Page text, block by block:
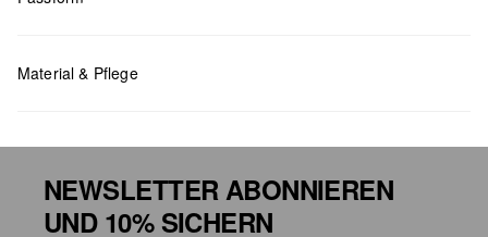
Material & Pflege
NEWSLETTER ABONNIEREN
UND 10% SICHERN